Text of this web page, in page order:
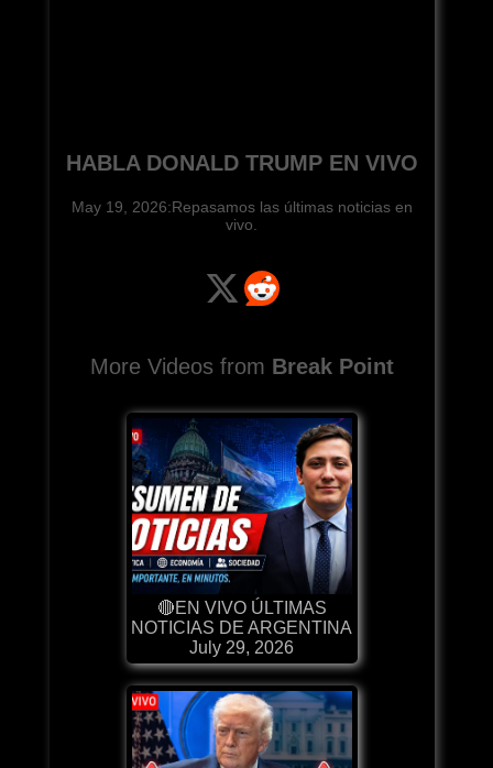
HABLA DONALD TRUMP EN VIVO
May 19, 2026:Repasamos las últimas noticias en
vivo.
More Videos from Break Point
🔴EN VIVO ÚLTIMAS
NOTICIAS DE ARGENTINA
July 29, 2026